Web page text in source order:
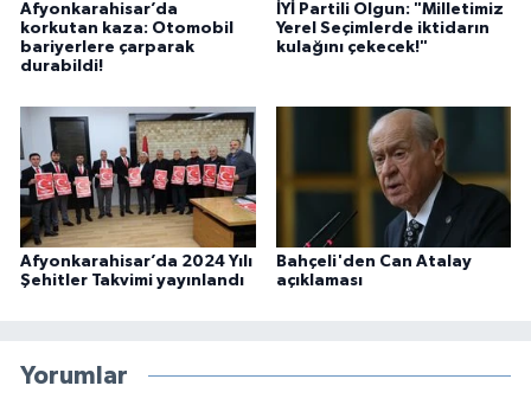
Afyonkarahisar’da
korkutan kaza: Otomobil
bariyerlere çarparak
durabildi!
İYİ Partili Olgun: "Milletimiz
Yerel Seçimlerde iktidarın
kulağını çekecek!"
Afyonkarahisar’da 2024 Yılı
Şehitler Takvimi yayınlandı
Bahçeli'den Can Atalay
açıklaması
Yorumlar